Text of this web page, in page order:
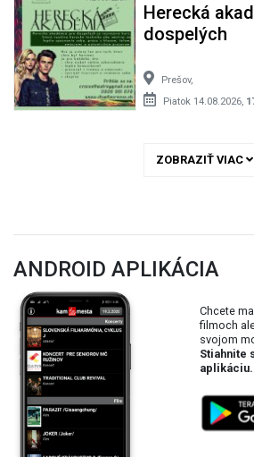
Herecká
dospelých
Prešov,
Piatok 14.08.2026,
ZOBRAZIŤ VIAC
ANDROID APLIKÁCIA
Chcete
filmoch
svojom
Stiahnite
aplikáciu.